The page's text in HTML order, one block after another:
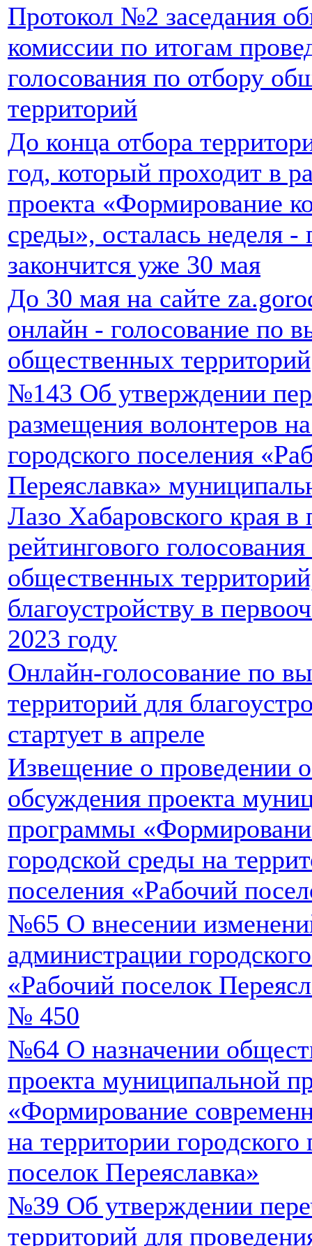
Протокол №2 заседания
комиссии по итогам
голосования по отбору
территорий
До конца отбора
год, который проходит в
проекта «Формирование
среды», осталась неделя -
закончится уже 30 мая
До 30 мая на сайте
онлайн - голосование по
общественных территорий
№143 Об утверждении
размещения волонтеров
городского поселения
Переяславка»
Лазо Хабаровского края в
рейтингового
общественных
благоустройству в
2023 году
Онлайн-голосование по
территорий для
стартует в апреле
Извещение о проведении
обсуждения проекта
программы
городской среды на
поселения «Рабочий
№65 О внесении
администрации
«Рабочий поселок
№ 450
№64 О назначении
проекта муниципальной
«Формирование
на территории
поселок Переяславка»
№39 Об утверждении
территорий для